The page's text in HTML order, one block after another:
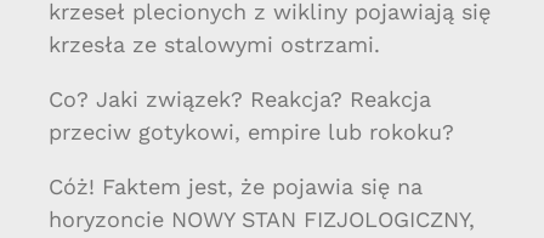
krzeseł plecionych z wikliny pojawiają się
krzesła ze stalowymi ostrzami.
Co? Jaki związek? Reakcja? Reakcja
przeciw gotykowi, empire lub rokoku?
Cóż! Faktem jest, że pojawia się na
horyzoncie NOWY STAN FIZJOLOGICZNY,